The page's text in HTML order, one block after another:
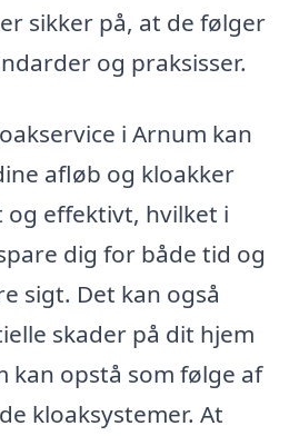
sikker på, at de følger
og praksisser.
i Arnum kan
afløb og kloakker
effektivt, hvilket i
dig for både tid og
sigt. Det kan også
skader på dit hjem
kan opstå som følge af
kloaksystemer. At